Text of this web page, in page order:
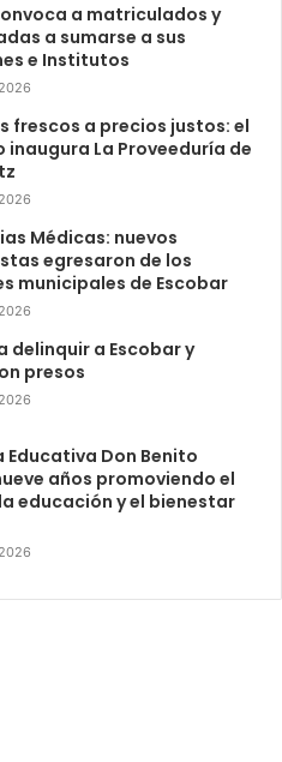
a matriculados y
a sumarse a sus
e Institutos
frescos a precios justos: el
inaugura La Proveeduría de
Médicas: nuevos
egresaron de los
municipales de Escobar
delinquir a Escobar y
presos
Educativa Don Benito
años promoviendo el
educación y el bienestar